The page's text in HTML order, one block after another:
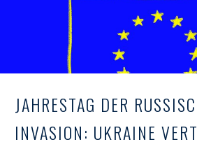
JAHRESTAG DER
INVASION: UKRAINE